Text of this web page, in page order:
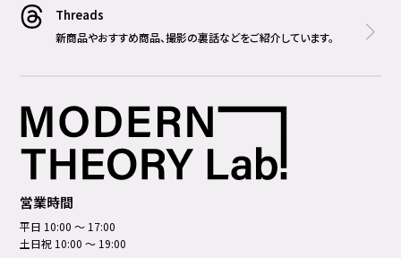
Threads
新商品やおすすめ商品、撮影の裏話などをご紹介しています。
営業時間
平日 10:00 ～ 17:00
土日祝 10:00 ～ 19:00